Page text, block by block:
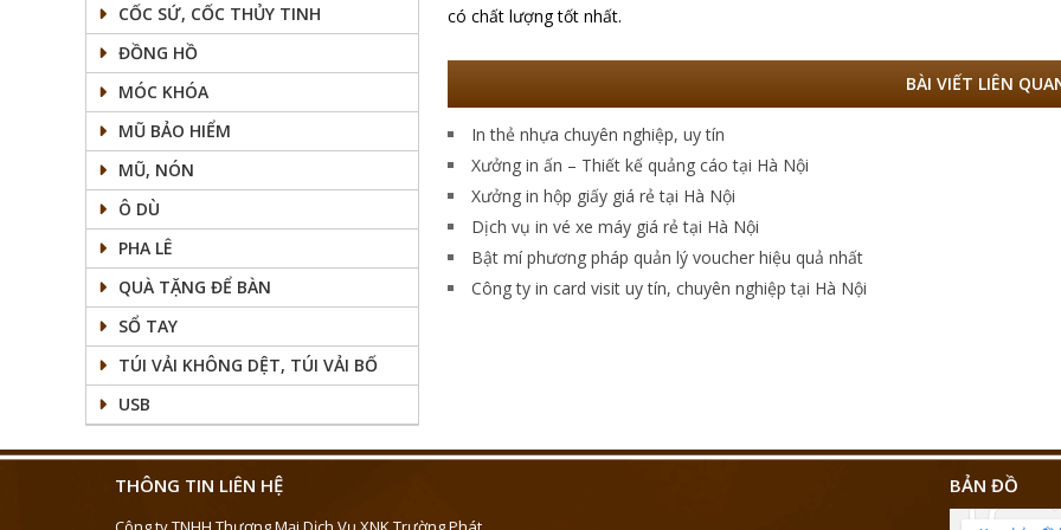
có chất lượng tốt nhất.
BÀI VIẾT LIÊN
In thẻ nhựa chuyên nghiệp, uy tín
Xưởng in ấn – Thiết kế quảng cáo tại Hà Nội
Xưởng in hộp giấy giá rẻ tại Hà Nội
Dịch vụ in vé xe máy giá rẻ tại Hà Nội
Bật mí phương pháp quản lý voucher hiệu quả nhất
Công ty in card visit uy tín, chuyên nghiệp tại Hà Nội
CỐC SỨ, CỐC THỦY TINH
ĐỒNG HỒ
MÓC KHÓA
MŨ BẢO HIỂM
MŨ, NÓN
Ô DÙ
PHA LÊ
QUÀ TẶNG ĐỂ BÀN
SỔ TAY
TÚI VẢI KHÔNG DỆT, TÚI VẢI BỐ
USB
THÔNG TIN LIÊN HỆ BẢN ĐỒ